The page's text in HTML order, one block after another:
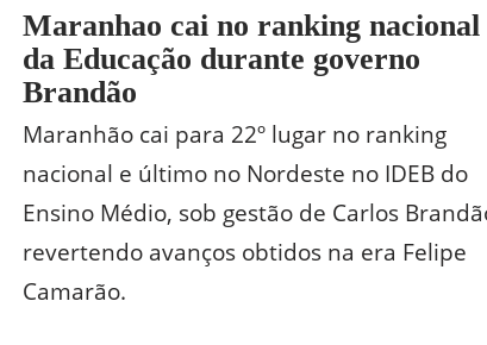
Maranhao cai no ranking nacional
da Educação durante governo
Brandão
Maranhão cai para 22º lugar no ranking
nacional e último no Nordeste no IDEB do
Ensino Médio, sob gestão de Carlos
revertendo avanços obtidos na era Felipe
Camarão.